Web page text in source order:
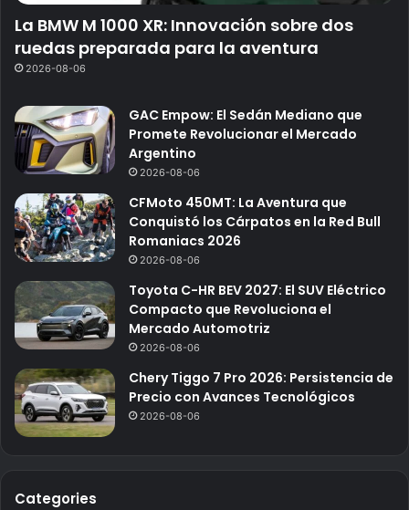
La BMW M 1000 XR: Innovación sobre dos
ruedas preparada para la aventura
2026-08-06
GAC Empow: El Sedán Mediano que
Promete Revolucionar el Mercado
Argentino
2026-08-06
CFMoto 450MT: La Aventura que
Conquistó los Cárpatos en la Red Bull
Romaniacs 2026
2026-08-06
Toyota C-HR BEV 2027: El SUV Eléctrico
Compacto que Revoluciona el
Mercado Automotriz
2026-08-06
Chery Tiggo 7 Pro 2026: Persistencia de
Precio con Avances Tecnológicos
2026-08-06
Categories